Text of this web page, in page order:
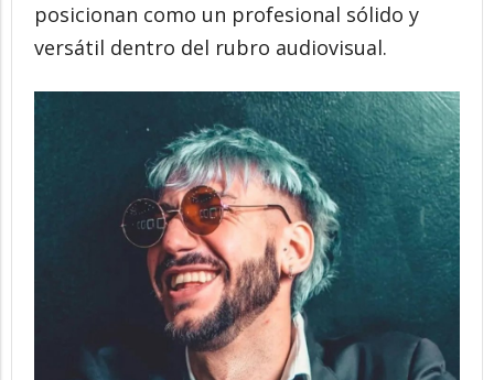
posicionan como un profesional sólido y
versátil dentro del rubro audiovisual.